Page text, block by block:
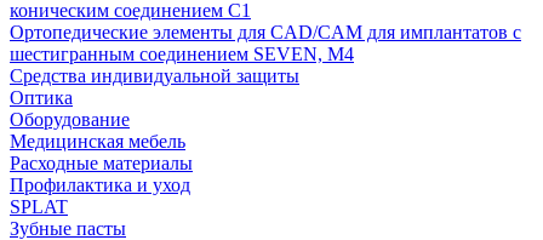
коническим соединением С1
Ортопедические элементы для CAD/CAM для имплантатов с
шестигранным соединением SEVEN, М4
Средства индивидуальной защиты
Оптика
Оборудование
Медицинская мебель
Расходные материалы
Профилактика и уход
SPLAT
Зубные пасты